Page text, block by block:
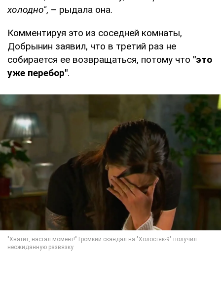
холодно", – рыдала она.
Комментируя это из соседней комнаты,
Добрынин заявил, что в третий раз не
собирается ее возвращаться, потому что "это
уже перебор".